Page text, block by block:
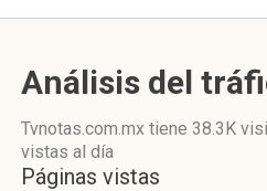
Análisis del
Tvnotas.com.mx tiene 38.3K
vistas al día
Páginas vistas